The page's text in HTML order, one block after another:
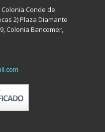
Conde de
2) Plaza Diamante
Colonia Bancomer,